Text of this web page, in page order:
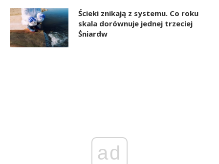
Ścieki znikają z systemu. Co roku
skala dorównuje jednej trzeciej
Śniardw
ad